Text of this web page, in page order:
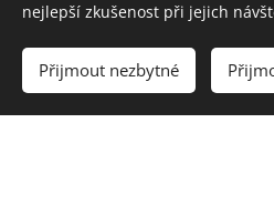
nejlepší zkušenost při jejich
Přijmout nezbytné